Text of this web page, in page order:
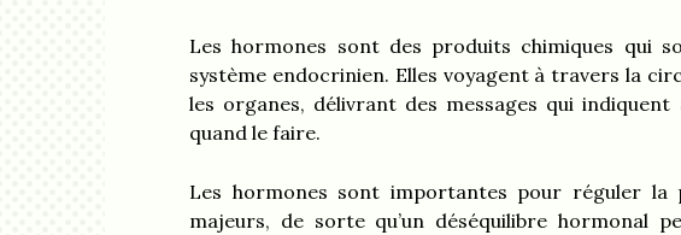
Les hormones sont des produits chimiques qui
système endocrinien. Elles voyagent à travers la
les organes, délivrant des messages qui
quand le faire.
Les hormones sont importantes pour réguler la
majeurs, de sorte qu’un déséquilibre hormonal